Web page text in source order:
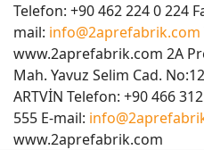
Telefon: +90 462 224 0 224
mail: info@2aprefabrik.com
www.2aprefabrik.com 2A
Mah. Yavuz Selim Cad.
ARTVİN Telefon: +90 466
555 E-mail:
www.2aprefabrik.com